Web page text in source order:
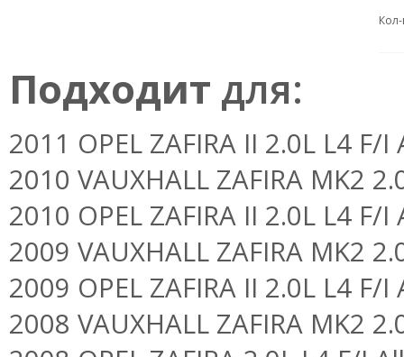
Подходит для:
2011 OPEL ZAFIRA II 2.0L L4 F/I
2010 VAUXHALL ZAFIRA MK2
2010 OPEL ZAFIRA II 2.0L L4 F/I
2009 VAUXHALL ZAFIRA MK2
2009 OPEL ZAFIRA II 2.0L L4 F/I
2008 VAUXHALL ZAFIRA MK2